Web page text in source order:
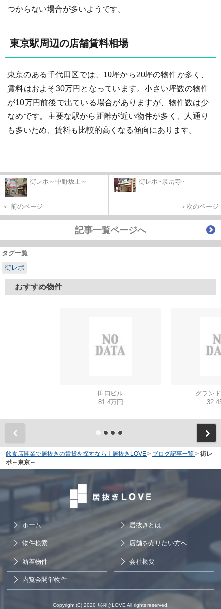
つからない場合が多いようです。
東京駅周辺の店舗賃料相場
東京のある千代田区では、10坪から20坪の物件が多く、
賃料はおよそ30万円となっています。小さい坪数の物件
が10万円前後で出ている場合がありますが、物件数は少
なめです。主要な駅から距離が近い物件が多く、人通り
も多いため、賃料も比較的高くなる傾向にあります。
街レポ～中野坂上～
＜ 前のページ
街レポ~泉岳寺~
＞次のページ
記事一覧ページへ
タグ一覧
街レポ
おすすめ物件
田口ビル
81.4万円
グラン
飲食店開業で居抜きの賃貸を探すなら｜居抜きLOVE > ブログ記事一覧 > 街レ
ポ～東京～
ホーム 居抜きとは
物件検索 店舗を売りたい方へ
新着物件 会社概要
内覧会開催物件
Copyright (C) 2020 居抜きLOVE All rights reserved.